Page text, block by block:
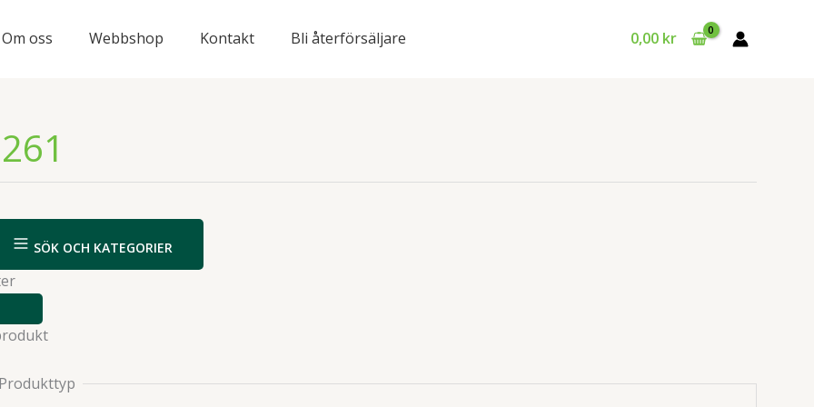
Om oss Webbshop Kontakt Bli återförsäljare 0,00 kr
SÖK OCH KATEGORIER
ELLER
DÖLJ
Produkttyp